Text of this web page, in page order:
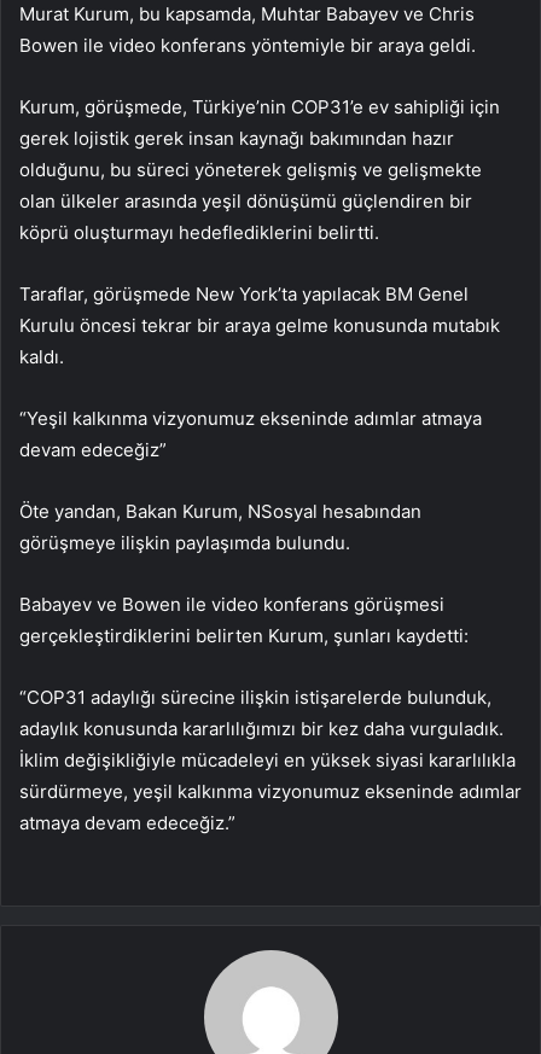
Murat Kurum, bu kapsamda, Muhtar Babayev ve Chris
Bowen ile video konferans yöntemiyle bir araya geldi.
Kurum, görüşmede, Türkiye’nin COP31’e ev sahipliği için
gerek lojistik gerek insan kaynağı bakımından hazır
olduğunu, bu süreci yöneterek gelişmiş ve gelişmekte
olan ülkeler arasında yeşil dönüşümü güçlendiren bir
köprü oluşturmayı hedeflediklerini belirtti.
Taraflar, görüşmede New York’ta yapılacak BM Genel
Kurulu öncesi tekrar bir araya gelme konusunda mutabık
kaldı.
“Yeşil kalkınma vizyonumuz ekseninde adımlar atmaya
devam edeceğiz”
Öte yandan, Bakan Kurum, NSosyal hesabından
görüşmeye ilişkin paylaşımda bulundu.
Babayev ve Bowen ile video konferans görüşmesi
gerçekleştirdiklerini belirten Kurum, şunları kaydetti:
“COP31 adaylığı sürecine ilişkin istişarelerde bulunduk,
adaylık konusunda kararlılığımızı bir kez daha vurguladık.
İklim değişikliğiyle mücadeleyi en yüksek siyasi kararlılıkla
sürdürmeye, yeşil kalkınma vizyonumuz ekseninde adımlar
atmaya devam edeceğiz.”